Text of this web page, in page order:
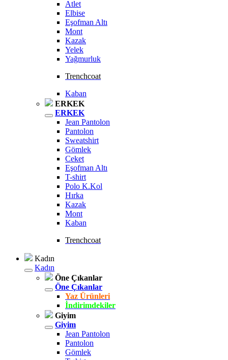
Atlet
Elbise
Eşofman Altı
Mont
Kazak
Yelek
Yağmurluk
Trenchcoat
Kaban
ERKEK
ERKEK
Jean Pantolon
Pantolon
Sweatshirt
Gömlek
Ceket
Eşofman Altı
T-shirt
Polo K.Kol
Hırka
Kazak
Mont
Kaban
Trenchcoat
Kadın
Kadın
Öne Çıkanlar
Öne Çıkanlar
Yaz Ürünleri
İndirimdekiler
Giyim
Giyim
Jean Pantolon
Pantolon
Gömlek